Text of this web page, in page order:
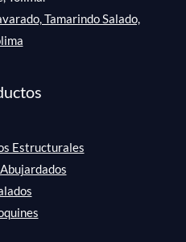
Tamarindo Salado,
Estructurales